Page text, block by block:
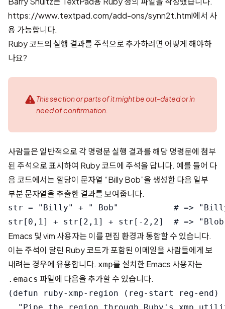
https://www.textpad.com/add-ons/synn2t.html에서 사
용 가능합니다.
Ruby 코드의 실행 결과를 주석으로 추가하려면 어떻게 해야하
나요?
This section or parts of it might be out-dated or in
need of confirmation.
사람들은 일반적으로 각 명령문 실행 결과를 해당 명령문에 첨부
된 주석으로 표시하여 Ruby 코드에 주석을 답니다. 예를 들어 다
음 코드에서는 할당이 문자열 “Billy Bob”을 생성한 다음 일부
부분 문자열을 추출한 결과를 보여줍니다.
str = "Billy" + " Bob"           # => "Billy
Emacs 및 vim 사용자는 이를 편집 환경과 통합할 수 있습니다.
이는 주석이 달린 Ruby 코드가 포함된 이메일을 사람들에게 보
내려는 경우에 유용합니다. xmp를 설치한 Emacs 사용자는
.emacs 파일에 다음을 추가할 수 있습니다.
(defun ruby-xmp-region (reg-start reg-end)